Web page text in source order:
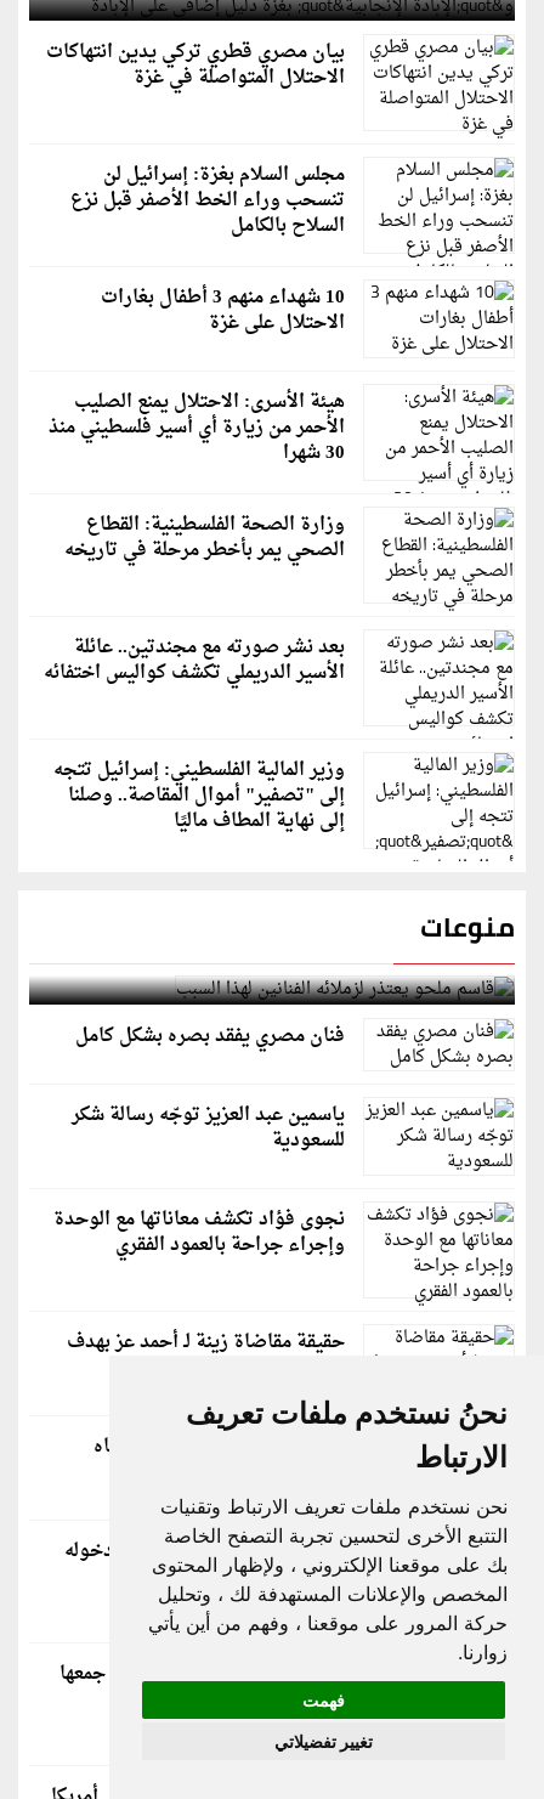
نحنُ نستخدم ملفات تعريف
الارتباط
نحن نستخدم ملفات تعريف الارتباط وتقنيات
التتبع الأخرى لتحسين تجربة التصفح الخاصة
بك على موقعنا الإلكتروني ، ولإظهار المحتوى
المخصص والإعلانات المستهدفة لك ، وتحليل
حركة المرور على موقعنا ، وفهم من أين يأتي
زوارنا.
فهمت
تغيير تفضيلاتي
بيان مصري قطري تركي يدين انتهاكات
الاحتلال المتواصلة في غزة
مجلس السلام بغزة: إسرائيل لن
تنسحب وراء الخط الأصفر قبل نزع
السلاح بالكامل
10 شهداء منهم 3 أطفال بغارات
الاحتلال على غزة
هيئة الأسرى: الاحتلال يمنع الصليب
الأحمر من زيارة أي أسير فلسطيني منذ
30 شهرا
وزارة الصحة الفلسطينية: القطاع
الصحي يمر بأخطر مرحلة في تاريخه
بعد نشر صورته مع مجندتين.. عائلة
الأسير الدريملي تكشف كواليس اختفائه
وزير المالية الفلسطيني: إسرائيل تتجه
إلى "تصفير" أموال المقاصة.. وصلنا
إلى نهاية المطاف ماليًا
منوعات
قاسم ملحو يعتذر لزملائه الفنانين لهذا السبب
فنان مصري يفقد بصره بشكل كامل
ياسمين عبد العزيز توجّه رسالة شكر
للسعودية
نجوى فؤاد تكشف معاناتها مع الوحدة
وإجراء جراحة بالعمود الفقري
حقيقة مقاضاة زينة لـ أحمد عز بهدف
حمو بيكا يعلن وفاة والده وينعاه
صبري عبد المنعم يكشف سبب دخوله
"تيك توك"
نبيلة عبيد تروي كواليس مشهد جمعها
بأحمد زكي في شادر السمك